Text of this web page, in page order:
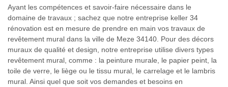
Ayant les compétences et savoir-faire nécessaire dans le
domaine de travaux ; sachez que notre entreprise keller 34
rénovation est en mesure de prendre en main vos travaux de
revêtement mural dans la ville de Meze 34140. Pour des décors
muraux de qualité et design, notre entreprise utilise divers types
revêtement mural, comme : la peinture murale, le papier peint, la
toile de verre, le liège ou le tissu mural, le carrelage et le lambris
mural. Ainsi quel que soit vos demandes et besoins en